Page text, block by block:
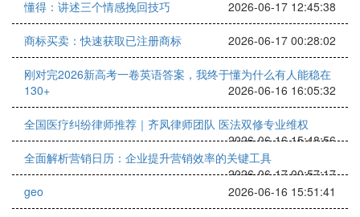
懂得：讲述三个情感挽回技巧
2026-06-17 12:45:38
商标买卖：快速获取已注册商标 2026-06-17 00:28:02
刚对完2026新高考一卷英语答案，我终于懂为什么有人能稳在
130+
2026-06-16 16:05:32
全国医疗纠纷律师推荐｜齐凤律师团队 医法双修专业维权
2026-06-16 15:48:56
全面解析营销日历：企业提升营销效率的关键工具
2026-06-17 00:57:17
geo
2026-06-16 15:51:41